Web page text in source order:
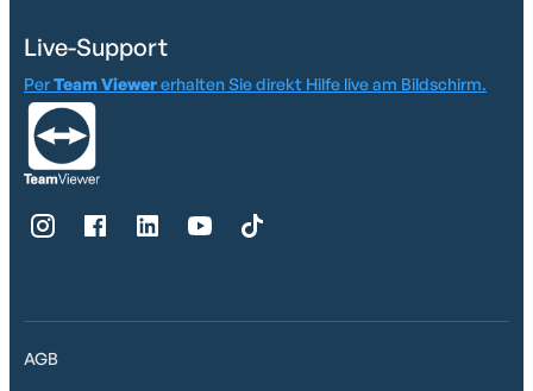
Live-Support
PerTeam Viewererhalten Sie direkt Hilfe live am Bildschirm.
AGB